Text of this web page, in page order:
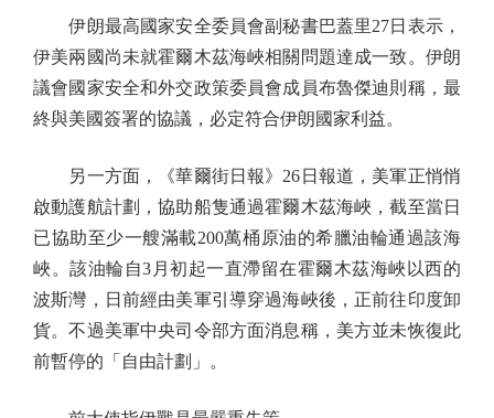
伊朗最高國家安全委員會副秘書巴蓋里27日表示，
伊美兩國尚未就霍爾木茲海峽相關問題達成一致。伊朗
議會國家安全和外交政策委員會成員布魯傑迪則稱，最
終與美國簽署的協議，必定符合伊朗國家利益。
另一方面，《華爾街日報》26日報道，美軍正悄悄
啟動護航計劃，協助船隻通過霍爾木茲海峽，截至當日
已協助至少一艘滿載200萬桶原油的希臘油輪通過該海
峽。該油輪自3月初起一直滯留在霍爾木茲海峽以西的
波斯灣，日前經由美軍引導穿過海峽後，正前往印度卸
貨。不過美軍中央司令部方面消息稱，美方並未恢復此
前暫停的「自由計劃」。